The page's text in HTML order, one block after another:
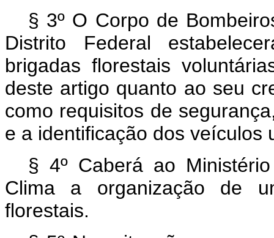
§ 3º O Corpo de
Distrito Federal
brigadas florestais
deste artigo quanto ao seu
como requisitos de
e a identificação dos veículos
§ 4º Caberá ao
Clima a organização de
florestais.